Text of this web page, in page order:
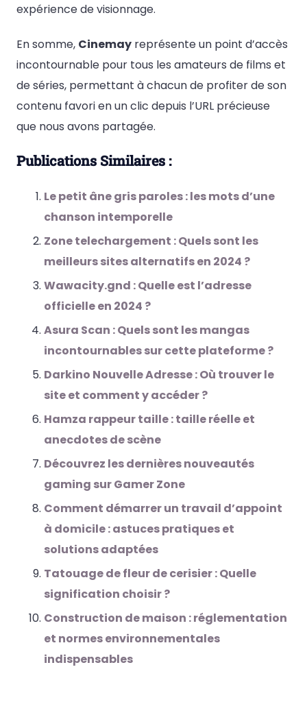
expérience de visionnage.
En somme, Cinemay représente un point d’accès
incontournable pour tous les amateurs de films et
de séries, permettant à chacun de profiter de son
contenu favori en un clic depuis l’URL précieuse
que nous avons partagée.
Publications Similaires :
Le petit âne gris paroles : les mots d’une
chanson intemporelle
Zone telechargement : Quels sont les
meilleurs sites alternatifs en 2024 ?
Wawacity.gnd : Quelle est l’adresse
officielle en 2024 ?
Asura Scan : Quels sont les mangas
incontournables sur cette plateforme ?
Darkino Nouvelle Adresse : Où trouver le
site et comment y accéder ?
Hamza rappeur taille : taille réelle et
anecdotes de scène
Découvrez les dernières nouveautés
gaming sur Gamer Zone
Comment démarrer un travail d’appoint
à domicile : astuces pratiques et
solutions adaptées
Tatouage de fleur de cerisier : Quelle
signification choisir ?
Construction de maison : réglementation
et normes environnementales
indispensables